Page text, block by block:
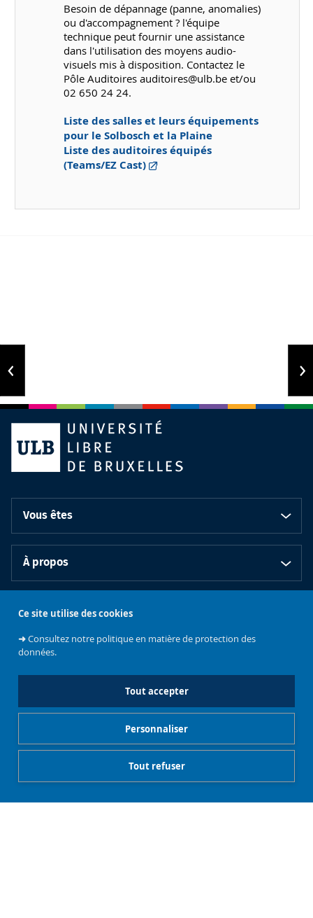
Ce site utilise des cookies
➜Consultez notre politique en matière de protection des
données.
Tout accepter
Tout refuser
Personnaliser
Besoin de dépannage (panne, anomalies)
ou d'accompagnement ? l'équipe
technique peut fournir une assistance
dans l'utilisation des moyens audio-
visuels mis à disposition. Contactez le
Pôle Auditoires auditoires@ulb.be et/ou
02 650 24 24.
Liste des salles et leurs équipements
pour le Solbosch et la Plaine
Liste des auditoires équipés
(Teams/EZ Cast)
Vous êtes
À propos
Facultés, instituts et écoles
Soutenez